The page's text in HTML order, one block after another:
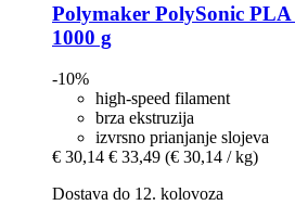
Polymaker PolySonic
1000 g
-10%
high-speed filament
brza ekstruzija
izvrsno prianjanje slojeva
€ 30,14 € 33,49 (€ 30,14 / kg)
Dostava do 12. kolovoza